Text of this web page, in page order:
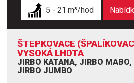
5 - 21 m³/hod
ŠTEPKOVACE
VYSOKÁ LHOTA
JIRBO KATANA, JIRBO MABO,
JIRBO JUMBO